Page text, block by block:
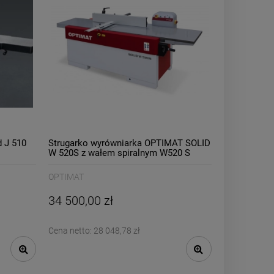
J 510
Strugarko wyrówniarka OPTIMAT SOLID
W 520S z wałem spiralnym W520 S
OPTIMAT
34 500,00 zł
Cena netto: 28 048,78 zł